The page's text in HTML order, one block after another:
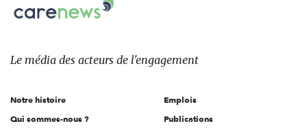
sur:
Le
des
l'engagement
Le média des acteurs de l'engagement
Notre histoire
Qui sommes-nous ?
Emplois
Publications